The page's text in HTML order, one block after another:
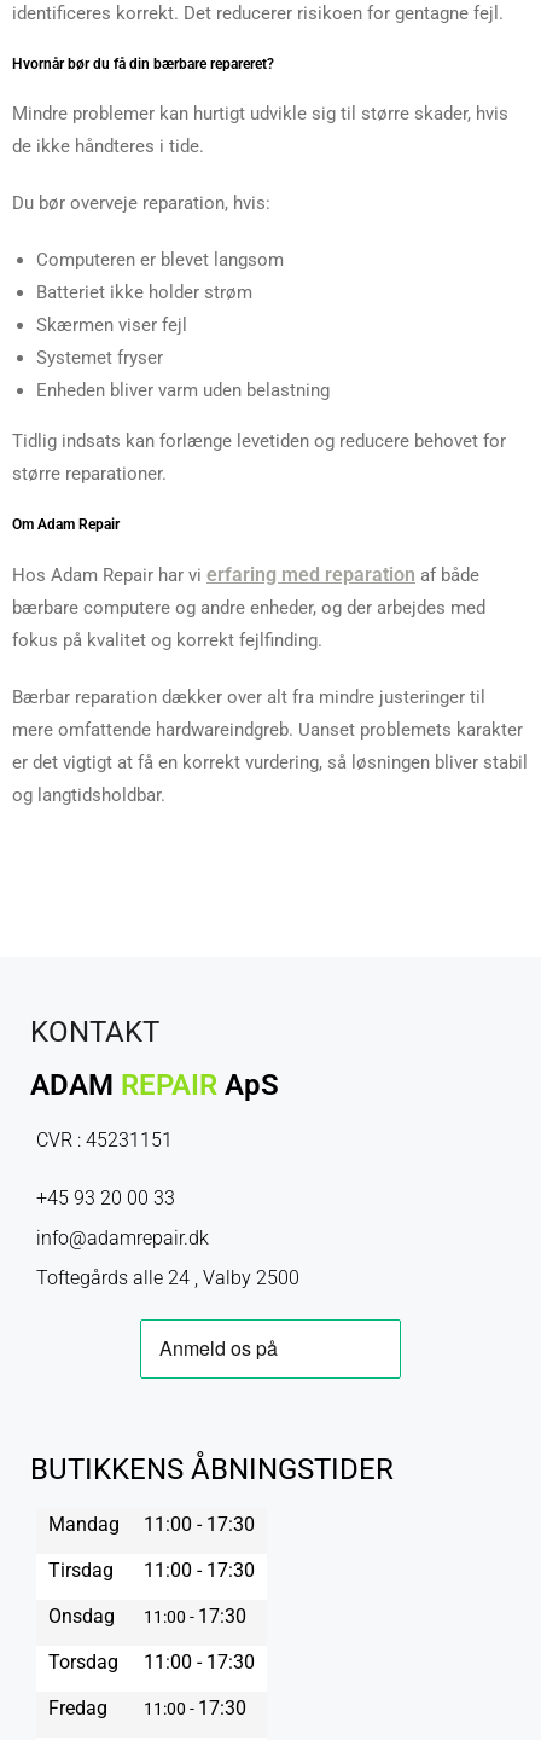
identificeres korrekt. Det reducerer risikoen for gentagne fejl.
Hvornår bør du få din bærbare repareret?
Mindre problemer kan hurtigt udvikle sig til større skader, hvis
de ikke håndteres i tide.
Du bør overveje reparation, hvis:
Computeren er blevet langsom
Batteriet ikke holder strøm
Skærmen viser fejl
Systemet fryser
Enheden bliver varm uden belastning
Tidlig indsats kan forlænge levetiden og reducere behovet for
større reparationer.
Om Adam Repair
Hos Adam Repair har vi erfaring med reparation af både
bærbare computere og andre enheder, og der arbejdes med
fokus på kvalitet og korrekt fejlfinding.
Bærbar reparation dækker over alt fra mindre justeringer til
mere omfattende hardwareindgreb. Uanset problemets karakter
er det vigtigt at få en korrekt vurdering, så løsningen bliver stabil
og langtidsholdbar.
KONTAKT
ADAM REPAIR ApS
CVR : 45231151
+45 93 20 00 33
info@adamrepair.dk
Toftegårds alle 24 , Valby 2500
BUTIKKENS ÅBNINGSTIDER
Mandag
11:00 - 17:30
Tirsdag
11:00 - 17:30
Onsdag
11:00 - 17:30
Torsdag
11:00 - 17:30
Fredag
11:00 - 17:30